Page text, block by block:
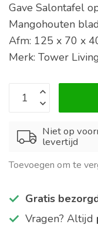
Gave Salontafel
Mangohouten
Afm: 125 x 70 x
Merk: Tower
Niet op
levertijd
Toevoegen om te
Gratis
Vragen? Altijd